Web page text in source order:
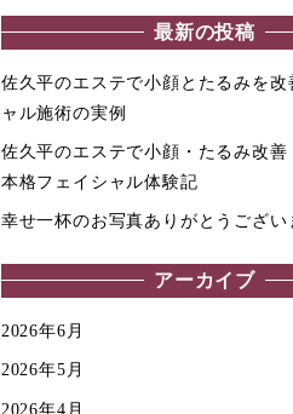
最新の投稿
佐久平のエステで小顔とたるみを改
ャル施術の実例
佐久平のエステで小顔・たるみ改善
本格フェイシャル体験記
幸せ一杯のお写真ありがとうござい
アーカイブ
2026年6月
2026年5月
2026年4月